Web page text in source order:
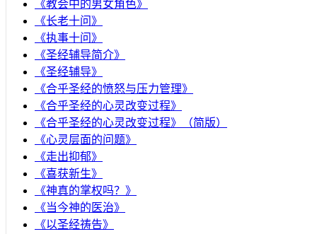
《教会中的男女角色》
《长老十问》
《执事十问》
《圣经辅导简介》
《圣经辅导》
​《合乎圣经的愤怒与压力管理》
《合乎圣经的心灵改变过程》
《合乎圣经的心灵改变过程》（简版）
《心灵层面的问题》
《走出抑郁》
《喜获新生》
《神真的掌权吗？》
《当今神的医治》
《以圣经祷告》